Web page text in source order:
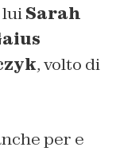
luiSarah
, volto di
per e